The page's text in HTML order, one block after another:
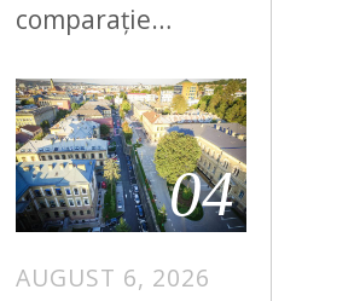
comparație…
04
AUGUST 6, 2026